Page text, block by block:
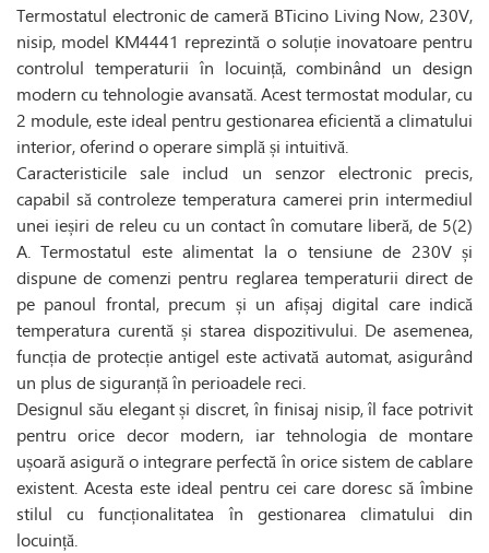
Termostatul electronic de cameră BTicino Living Now, 230V,
nisip, model KM4441 reprezintă o soluție inovatoare pentru
controlul temperaturii în locuință, combinând un design
modern cu tehnologie avansată. Acest termostat modular, cu
2 module, este ideal pentru gestionarea eficientă a climatului
interior, oferind o operare simplă și intuitivă.
Caracteristicile sale includ un senzor electronic precis,
capabil să controleze temperatura camerei prin intermediul
unei ieșiri de releu cu un contact în comutare liberă, de 5(2)
A. Termostatul este alimentat la o tensiune de 230V și
dispune de comenzi pentru reglarea temperaturii direct de
pe panoul frontal, precum și un afișaj digital care indică
temperatura curentă și starea dispozitivului. De asemenea,
funcția de protecție antigel este activată automat, asigurând
un plus de siguranță în perioadele reci.
Designul său elegant și discret, în finisaj nisip, îl face potrivit
pentru orice decor modern, iar tehnologia de montare
ușoară asigură o integrare perfectă în orice sistem de cablare
existent. Acesta este ideal pentru cei care doresc să îmbine
stilul cu funcționalitatea în gestionarea climatului din
locuință.